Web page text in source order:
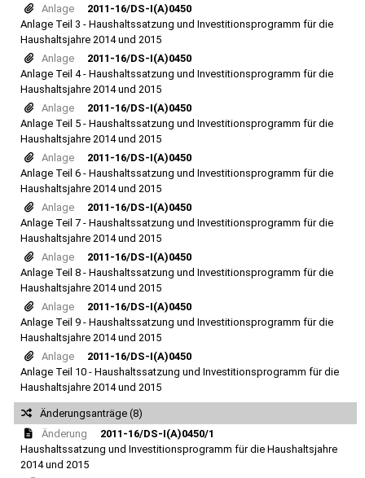
Anlage
2011-16/DS-I(A)0450
Anlage Teil 3 - Haushaltssatzung und Investitionsprogramm für die
Haushaltsjahre 2014 und 2015
Anlage
2011-16/DS-I(A)0450
Anlage Teil 4 - Haushaltssatzung und Investitionsprogramm für die
Haushaltsjahre 2014 und 2015
Anlage
2011-16/DS-I(A)0450
Anlage Teil 5 - Haushaltssatzung und Investitionsprogramm für die
Haushaltsjahre 2014 und 2015
Anlage
2011-16/DS-I(A)0450
Anlage Teil 6 - Haushaltssatzung und Investitionsprogramm für die
Haushaltsjahre 2014 und 2015
Anlage
2011-16/DS-I(A)0450
Anlage Teil 7 - Haushaltssatzung und Investitionsprogramm für die
Haushaltsjahre 2014 und 2015
Anlage
2011-16/DS-I(A)0450
Anlage Teil 8 - Haushaltssatzung und Investitionsprogramm für die
Haushaltsjahre 2014 und 2015
Anlage
2011-16/DS-I(A)0450
Anlage Teil 9 - Haushaltssatzung und Investitionsprogramm für die
Haushaltsjahre 2014 und 2015
Anlage
2011-16/DS-I(A)0450
Anlage Teil 10 - Haushaltssatzung und Investitionsprogramm für die
Haushaltsjahre 2014 und 2015
Änderungsanträge (8)
Änderung
2011-16/DS-I(A)0450/1
Haushaltssatzung und Investitionsprogramm für die Haushaltsjahre
2014 und 2015